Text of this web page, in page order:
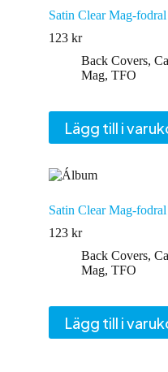
Satin Clear Mag-
123 kr
Back Covers,
Mag, TFO
Lägg till i
Satin Clear Mag-
123 kr
Back Covers,
Mag, TFO
Lägg till i